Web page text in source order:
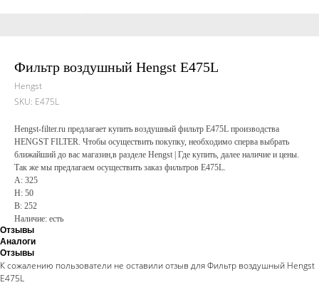
Фильтр воздушный Hengst E475L
Hengst
SKU: E475L
Hengst-filter.ru предлагает купить воздушный фильтр E475L производства
HENGST FILTER. Чтобы осуществить покупку, необходимо сперва выбрать
ближайший до вас магазин,в разделе Hengst | Где купить, далее наличие и цены.
Так же мы предлагаем осуществить заказ фильтров E475L.
A: 325
H: 50
B: 252
Наличие: есть
Отзывы
Аналоги
Отзывы
К сожалению пользователи не оставили отзыв для Фильтр воздушный Hengst
E475L